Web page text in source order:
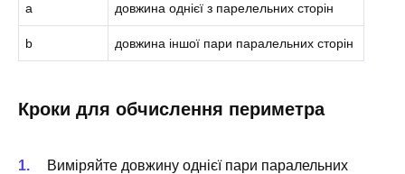
a довжина однієї з парелельних сторін
b довжина іншої пари паралельних сторін
Кроки для обчислення периметра
Виміряйте довжину однієї пари паралельних